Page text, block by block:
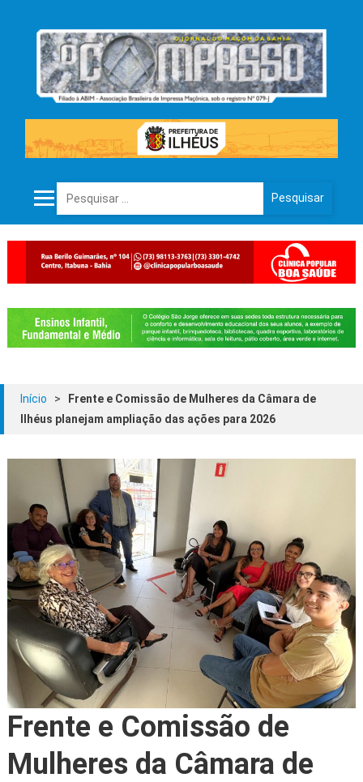
Pesquisar por:
Início >
Frente e Comissão de Mulheres da Câmara de
Ilhéus planejam ampliação das ações para 2026
Frente e Comissão de
Mulheres da Câmara de